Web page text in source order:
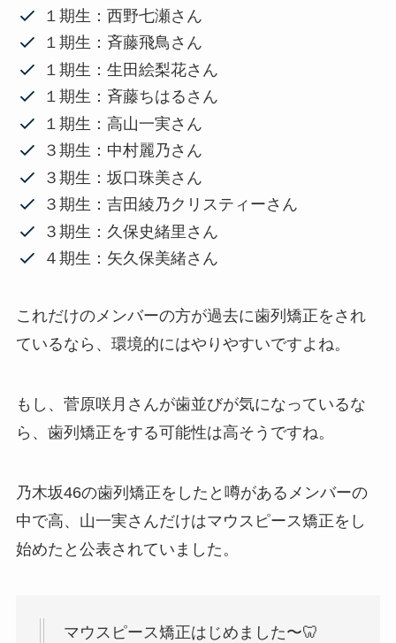
１期生：西野七瀬さん
１期生：斉藤飛鳥さん
１期生：生田絵梨花さん
１期生：斉藤ちはるさん
１期生：高山一実さん
３期生：中村麗乃さん
３期生：坂口珠美さん
３期生：吉田綾乃クリスティーさん
３期生：久保史緒里さん
４期生：矢久保美緒さん
これだけのメンバーの方が過去に歯列矯正をされ
ているなら、環境的にはやりやすいですよね。
もし、菅原咲月さんが歯並びが気になっているな
ら、歯列矯正をする可能性は高そうですね。
乃木坂46の歯列矯正をしたと噂があるメンバーの
中で高、山一実さんだけはマウスピース矯正をし
始めたと公表されていました。
マウスピース矯正はじめました〜🦷